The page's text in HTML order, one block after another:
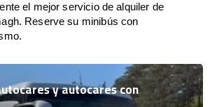
el mejor servicio de alquiler de
Reserve su minibús con
y autocares con